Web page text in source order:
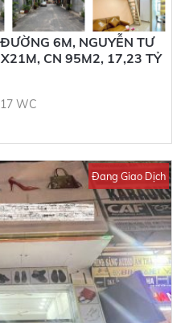
6M, NGUYỄN TƯ
CN 95M2, 17,23 TỶ
17 WC
Đang Giao Dịch